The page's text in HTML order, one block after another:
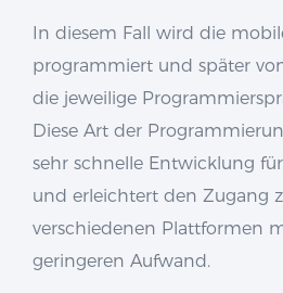
In diesem Fall wird die
programmiert und später
die jeweilige
Diese Art der
sehr schnelle Entwicklung
und erleichtert den Zugang
verschiedenen Plattformen
geringeren Aufwand.